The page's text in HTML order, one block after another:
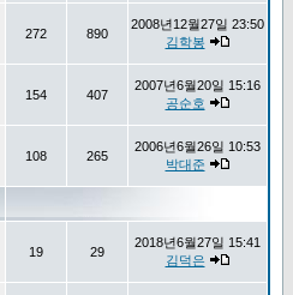
272 890
2008년12월27일 23:50
김학봉
154 407
2007년6월20일 15:16
공순호
108 265
2006년6월26일 10:53
박대준
19 29
2018년6월27일 15:41
김덕은